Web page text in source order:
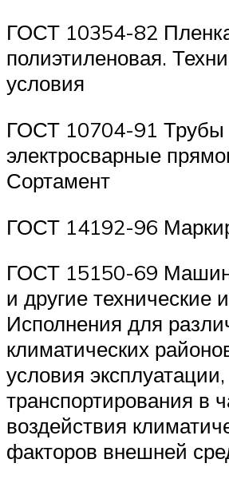
ГОСТ 10354-82
полиэтиленовая.
условия
ГОСТ 10704-91 Трубы
электросварные
Сортамент
ГОСТ 14192-96
ГОСТ 15150-69
и другие технические
Исполнения для
климатических
условия
транспортирования в
воздействия
факторов внешней